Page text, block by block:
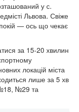
у с.
Львова. Свіже
— ось що чекає
за 15-20 хвилин
локацій міста
лише за 5 хв
№18, №29 та